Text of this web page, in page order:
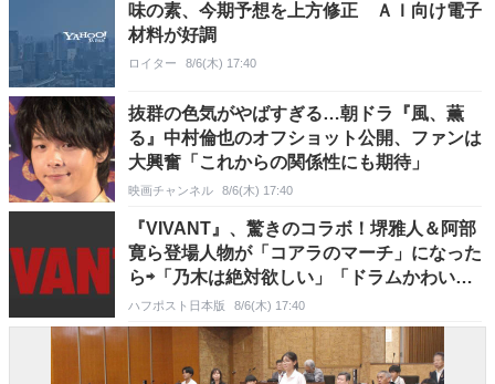
味の素、今期予想を上方修正 ＡＩ向け電子
材料が好調
ロイター 8/6(木) 17:40
抜群の色気がやばすぎる…朝ドラ『風、薫
る』中村倫也のオフショット公開、ファンは
大興奮「これからの関係性にも期待」
映画チャンネル 8/6(木) 17:40
『VIVANT』、驚きのコラボ！堺雅人＆阿部
寛ら登場人物が「コアラのマーチ」になった
ら⇨「乃木は絶対欲しい」「ドラムかわいす
ぎ」の声
ハフポスト日本版 8/6(木) 17:40